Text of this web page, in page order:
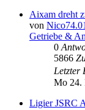
Aixam dreht
von
Getriebe &
0
5866
Letzter
Mo 24.
Ligier JSRC